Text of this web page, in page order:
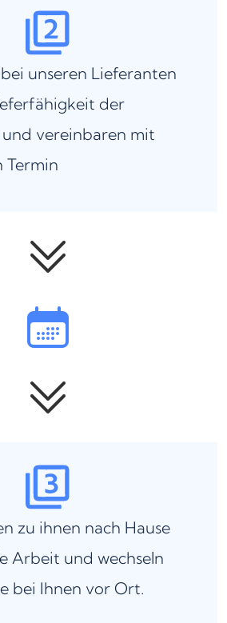
unseren Lieferanten
der
und vereinbaren mit
Termin
zu ihnen nach Hause
Arbeit und wechseln
bei Ihnen vor Ort.